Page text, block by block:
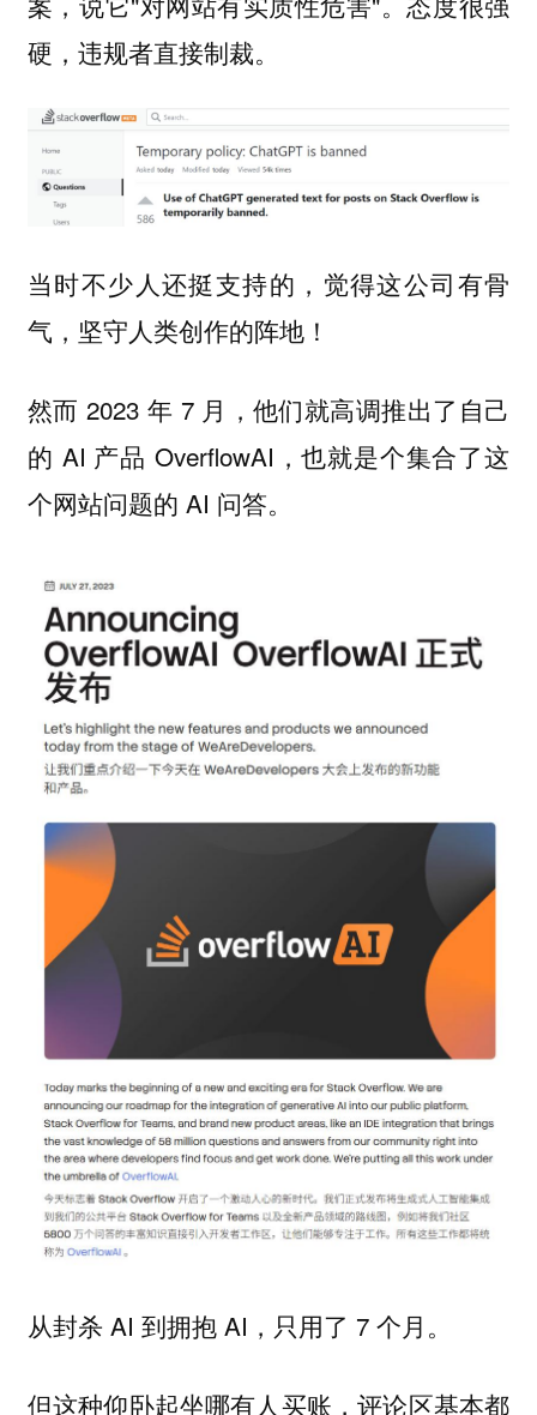
硬，违规者直接制裁。
当时不少人还挺支持的，觉得这公司有骨
气，坚守人类创作的阵地！
然而 2023 年 7 月，他们就高调推出了自己
的 AI 产品 OverflowAI，也就是个集合了这
个网站问题的 AI 问答。
从封杀 AI 到拥抱 AI，只用了 7 个月。
但这种仰卧起坐哪有人买账，评论区基本都